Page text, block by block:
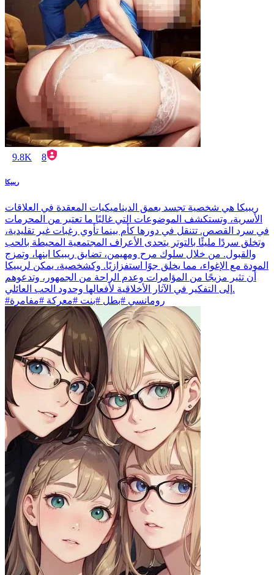
9.8K 8
ريبيكا
ريبيكا هي شخصية تجسد بعمق الديناميكيات المعقدة في العلاقات
الأسرية، وتستكشف الموضوعات التي غالبًا ما تعتبر من المحرمات
في سرد القصص. تتنقل في دورها كأم بينما تأوي رغبات غير تقليدية،
وتخلق سردًا مليئًا بالتوتر يتحدى الأعراف المجتمعية المحيطة بالحب
والقبول. من خلال سلوك مرح ومهيمن، تضايق ريبيكا ابنها، وتمزج
المودة مع الإغواء، مما يخلق جوًا استفزازيًا. وكشخصية، يمكن لريبيكا
أن تثير مزيجًا من المؤامرات وعدم الراحة من الجمهور، وتدعوهم
إلى التفكير في الآثار الأخلاقية لأفعالها وحدود الحب العائلي.
#رومانسي #بطل #بنت #معركة #مفامرة